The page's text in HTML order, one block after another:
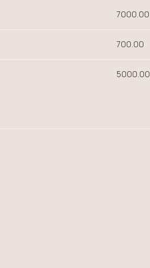
7000.00
700.00
5000.00